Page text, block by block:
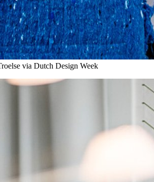
via Dutch Design Week